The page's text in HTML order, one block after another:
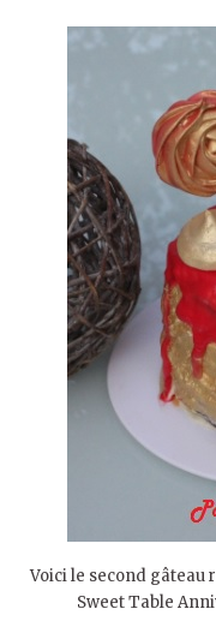
Voici le second
Sweet Table